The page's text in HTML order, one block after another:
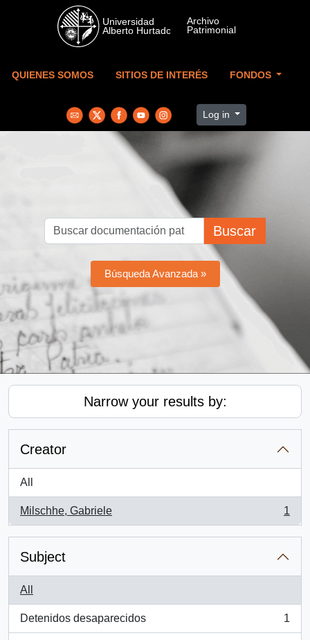
Skip to main content
QUIENES SOMOS SITIOS DE INTERÉS FONDOS
Log in
Buscar
Búsqueda Avanzada »
Narrow your results by:
Creator
All
Milschhe, Gabriele
, 1 results
1
Subject
All
Detenidos desaparecidos
, 1 results
1